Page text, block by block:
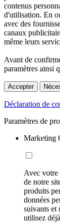
contenus
d'utilisation. En
avec des
canaux
même leurs
Avant de
paramètres ainsi
Accepter
Déclaration de
Paramètres de
Marketing
Avec votre
de notre
produits
données
suivants et
utilisez